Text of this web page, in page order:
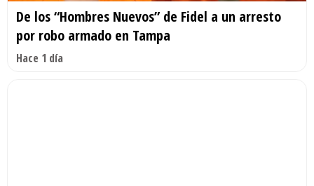
De los “Hombres Nuevos” de Fidel a un arresto
por robo armado en Tampa
Hace 1 día